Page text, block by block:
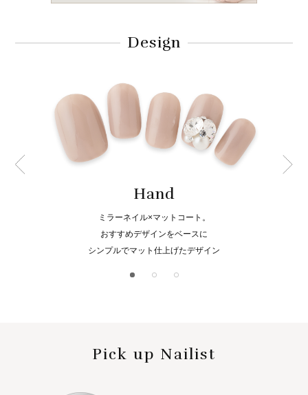
Design
Hand
ミラーネイル×マットコート。
おすすめデザインをベースに
シンプルでマット仕上げたデザイン
Pick up Nailist